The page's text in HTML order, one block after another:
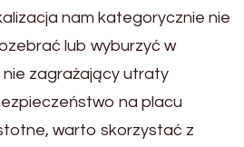
nam kategorycznie nie
lub wyburzyć w
zagrażający utraty
na placu
warto skorzystać z